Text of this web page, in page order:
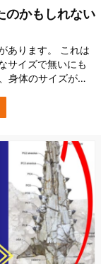
のかもしれない
あります。 これは
サイズで無いにも
身体のサイズが大
どは大型でも15年
寿の傾向はありま